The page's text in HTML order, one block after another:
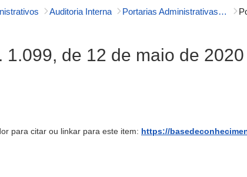
Auditoria Interna Portarias Administrativas - Auditoria Interna
1.099, de 12 de maio de
para citar ou linkar para este item: https://